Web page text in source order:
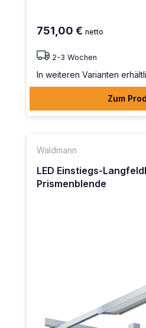
751,00 € netto
2-3 Wochen
In weiteren Varianten
Zum
Waldmann
LED Einstiegs-
Prismenblende